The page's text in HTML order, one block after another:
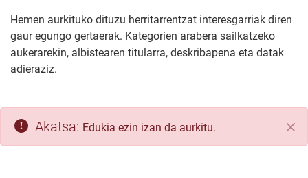
Hemen aurkituko dituzu herritarrentzat interesgarriak diren
gaur egungo gertaerak. Kategorien arabera sailkatzeko
aukerarekin, albistearen titularra, deskribapena eta datak
adieraziz.
Itxi
Akatsa: Edukia ezin izan da aurkitu.